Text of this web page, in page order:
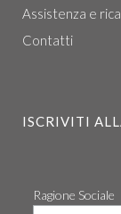
Assistenza e
Contatti
ISCRIVITI
Ragione Sociale